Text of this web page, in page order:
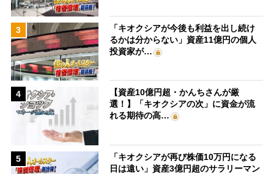
3
「キオクシアが今後も利益を出し続け
るかは分からない」資産11億円の個人
投資家が…
4
【資産10億円超・かんちさんが厳
選！】「キオクシアの次」に資金が流
れる期待の高…
5
「キオクシアが再び株価10万円になる
日は遠い」資産3億円超のサラリーマン